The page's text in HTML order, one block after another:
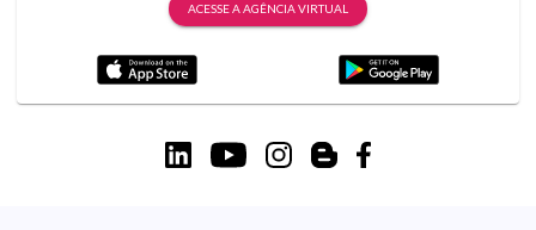
ACESSE A AGÊNCIA VIRTUAL